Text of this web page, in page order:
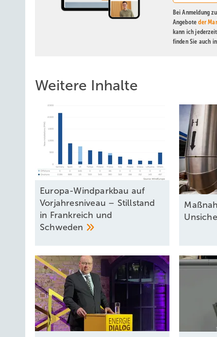
Bei Anmeldung
Angeboteder
kann ich
finden Sie auch
Weitere Inhalte
Europa-Windparkbau auf
Vorjahresniveau – Stillstand
in Frankreich und
Schweden